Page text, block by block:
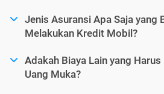
Jenis Asuransi Apa Saja yang
Melakukan Kredit Mobil?
Adakah Biaya Lain yang
Uang Muka?